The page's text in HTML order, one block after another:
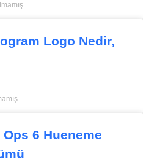
Logo Nedir,
6 Hueneme